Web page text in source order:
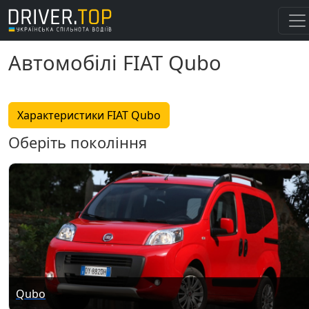
Автомобілі FIAT Qubo
Характеристики FIAT Qubo
Оберіть покоління
Qubo